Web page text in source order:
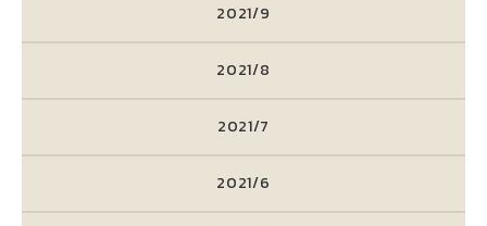
2021/9
2021/8
2021/7
2021/6